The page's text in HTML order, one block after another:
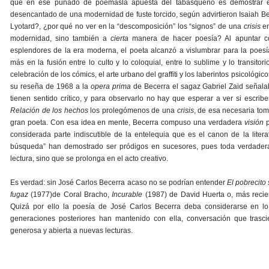
que en ese puñado de poemasla apuesta del tabasqueño es
desencantado de una modernidad de fuste torcido, según advirtieron Isaiah
Lyotard?, ¿por qué no ver en la “descomposición” los “signos” de una crisis
modernidad, sino también aciertamanera de hacer poesía? Al apuntar
esplendores de la era moderna, el poeta alcanzó a vislumbrar para la
más en la fusión entre lo culto y lo coloquial, entre lo sublime y lo
celebración de los cómics, el arte urbano del graffiti y los laberintos
su reseña de 1968 a la opera primade Becerra el sagaz Gabriel Zaid
tienen sentido crítico, y para observarlo no hay que esperar a ver si
Relación de los hechos los prolegómenos de una crisis, de esa necesaria
gran poeta. Con esa idea en mente, Becerra compuso una verdadera visión
considerada parte indiscutible de la entelequia que es el canon de la
búsqueda” han demostrado ser pródigos en sucesores, pues toda
lectura, sino que se prolonga en el acto creativo.
Es verdad: sin José Carlos Becerra acaso no se podrían entenderEl pobrecito
fugaz(1977)de Coral Bracho, Incurable (1987) de David Huerta o, más
Quizá por ello la poesía de José Carlos Becerra deba considerarse en
generaciones posteriores han mantenido con ella, conversación que
generosa y abierta a nuevas lecturas.